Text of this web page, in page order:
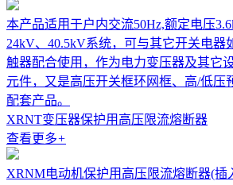
本产品适用于户内交流50Hz,额定电压
24kV、40.5kV系统，可与其它开关电器
触器配合使用，作为电力变压器及其它
元件，又是高压开关框环网框、高/低压
配套产品。
XRNT变压器保护用高压限流熔断器
查看更多+
XRNM电动机保护用高压限流熔断器(插